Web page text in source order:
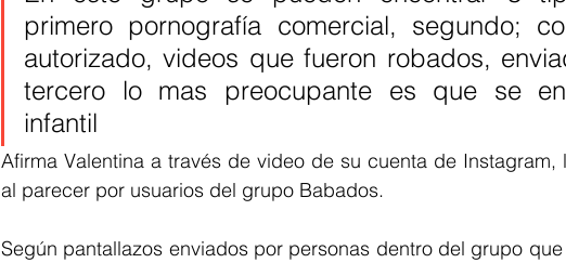
primero pornografía comercial, segundo;
autorizado, videos que fueron robados,
tercero lo mas preocupante es que se
infantil
Afirma Valentina a través de video de su cuenta de
al parecer por usuarios del grupo Babados.
Según pantallazos enviados por personas dentro del grupo